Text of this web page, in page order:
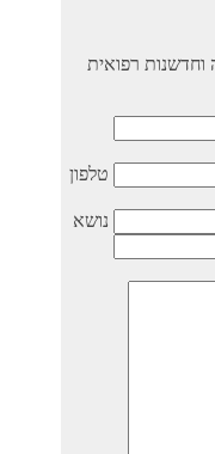
וחדשנות רפואית
טלפון
נושא